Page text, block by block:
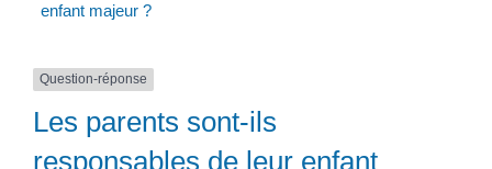
enfant majeur ?
Question-réponse
Les parents sont-ils
responsables de leur enfant